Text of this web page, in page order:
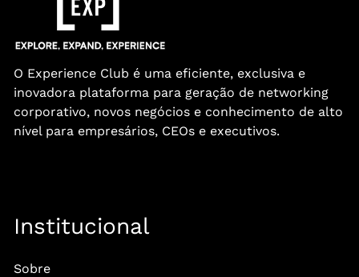
O Experience Club é uma eficiente, exclusiva e
inovadora plataforma para geração de networking
corporativo, novos negócios e conhecimento de alto
nível para empresários, CEOs e executivos.
Institucional
Sobre